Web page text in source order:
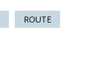
ROUTE